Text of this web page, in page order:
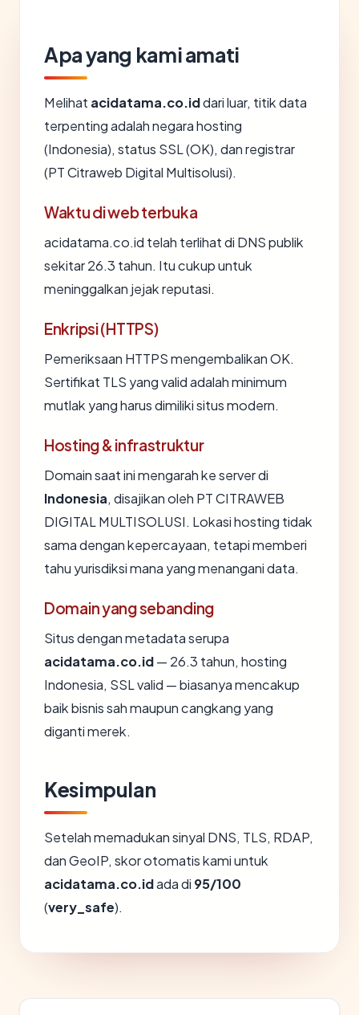
Apa yang kami amati
Melihat acidatama.co.iddari luar, titik data
terpenting adalah negara hosting
(Indonesia), status SSL (OK), dan registrar
(PT Citraweb Digital Multisolusi).
Waktu di web terbuka
acidatama.co.id telah terlihat di DNS publik
sekitar 26.3 tahun. Itu cukup untuk
meninggalkan jejak reputasi.
Enkripsi (HTTPS)
Pemeriksaan HTTPS mengembalikan OK.
Sertifikat TLS yang valid adalah minimum
mutlak yang harus dimiliki situs modern.
Hosting & infrastruktur
Domain saat ini mengarah ke server di
Indonesia, disajikan oleh PT CITRAWEB
DIGITAL MULTISOLUSI. Lokasi hosting tidak
sama dengan kepercayaan, tetapi memberi
tahu yurisdiksi mana yang menangani data.
Domain yang sebanding
Situs dengan metadata serupa
acidatama.co.id— 26.3 tahun, hosting
Indonesia, SSL valid — biasanya mencakup
baik bisnis sah maupun cangkang yang
diganti merek.
Kesimpulan
Setelah memadukan sinyal DNS, TLS, RDAP,
dan GeoIP, skor otomatis kami untuk
acidatama.co.idada di 95/100
(very_safe).